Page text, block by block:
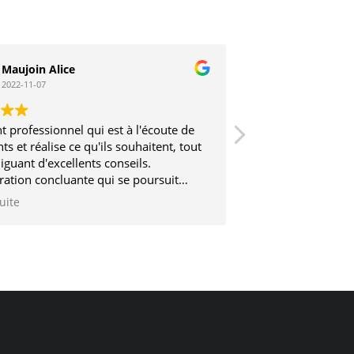
Maujoin Alice
2022-11-07
professionnel qui est à l'écoute de
et réalise ce qu'ils souhaitent, tout
d'excellents conseils.
concluante qui se poursuit